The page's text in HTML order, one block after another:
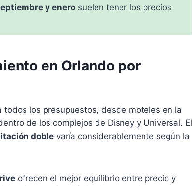
y enero suelen tener los precios
en Orlando por
los presupuestos, desde moteles en la
de los complejos de Disney y Universal. El
doble varía considerablemente según la
ofrecen el mejor equilibrio entre precio y